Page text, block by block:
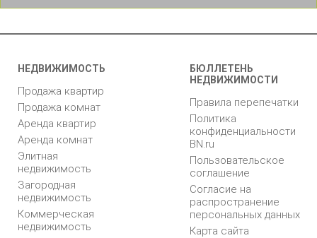
НЕДВИЖИМОСТЬ
Продажа квартир
Продажа комнат
Аренда квартир
Аренда комнат
Элитная
недвижимость
Загородная
недвижимость
Коммерческая
недвижимость
БЮЛЛЕТЕНЬ
НЕДВИЖИМОСТИ
Правила перепечатки
Политика
конфиденциальности
BN.ru
Пользовательское
соглашение
Согласие на
распространение
персональных данных
Карта сайта